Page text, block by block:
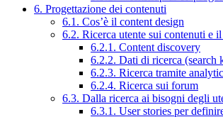
6. Progettazione dei contenuti
6.1. Cos’è il content design
6.2. Ricerca utente sui contenuti e
6.2.1. Content discovery
6.2.2. Dati di ricerca (search
6.2.3. Ricerca tramite
6.2.4. Ricerca sui forum
6.3. Dalla ricerca ai bisogni degli
6.3.1. User stories per